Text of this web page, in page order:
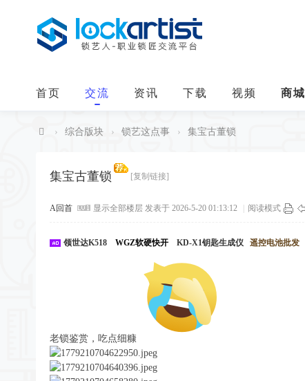
首页 交流 资讯 下载 视频 商城
› 综合版块 › 锁艺这点事 › 集宝古董锁
集宝古董锁 [复制链接]
A回首 显示全部楼层 发表于 2026-5-20 01:13:12 阅读模式
领世达K518 WGZ软硬快开 KD-X1钥匙生成仪 遥控电池批发
老锁鉴赏，吃点细糠